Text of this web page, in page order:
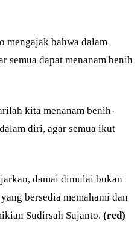
mengajak bahwa dalam
semua dapat menanam benih
kita menanam benih-
diri, agar semua ikut
damai dimulai bukan
bersedia memahami dan
Sudirsah Sujanto. (red)